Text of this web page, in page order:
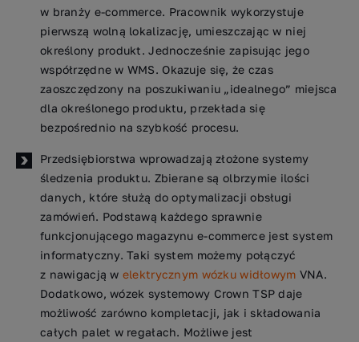
w branży e-commerce. Pracownik wykorzystuje
pierwszą wolną lokalizację, umieszczając w niej
określony produkt. Jednocześnie zapisując jego
współrzędne w WMS. Okazuje się, że czas
zaoszczędzony na poszukiwaniu „idealnego” miejsca
dla określonego produktu, przekłada się
bezpośrednio na szybkość procesu.
Przedsiębiorstwa wprowadzają złożone systemy
śledzenia produktu. Zbierane są olbrzymie ilości
danych, które służą do optymalizacji obsługi
zamówień. Podstawą każdego sprawnie
funkcjonującego magazynu e-commerce jest system
informatyczny. Taki system możemy połączyć
z nawigacją w elektrycznym wózku widłowym VNA.
Dodatkowo, wózek systemowy Crown TSP daje
możliwość zarówno kompletacji, jak i składowania
całych palet w regałach. Możliwe jest